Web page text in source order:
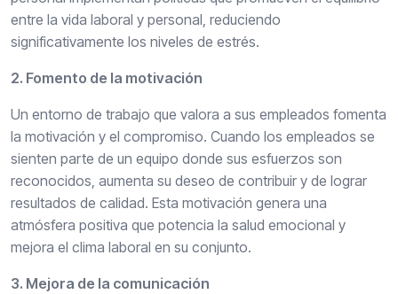
entre la vida laboral y personal, reduciendo
significativamente los niveles de estrés.
2. Fomento de la motivación
Un entorno de trabajo que valora a sus empleados fomenta
la motivación y el compromiso. Cuando los empleados se
sienten parte de un equipo donde sus esfuerzos son
reconocidos, aumenta su deseo de contribuir y de lograr
resultados de calidad. Esta motivación genera una
atmósfera positiva que potencia la salud emocional y
mejora el clima laboral en su conjunto.
3. Mejora de la comunicación